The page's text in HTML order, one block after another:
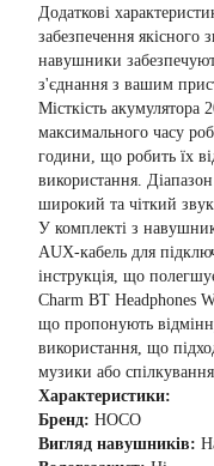
Додаткові
забезпечення якісного
навушники
з'єднання з вашим
Місткість акумулятора
максимального часу
години, що робить їх
використання.
широкий та чіткий звук.
У комплекті з
AUX-кабель для
інструкція, що
Charm BT Headphones
що пропонують
використання, що
музики або спілкування.
Характеристики:
Бренд: HOCO
Вигляд навушників: